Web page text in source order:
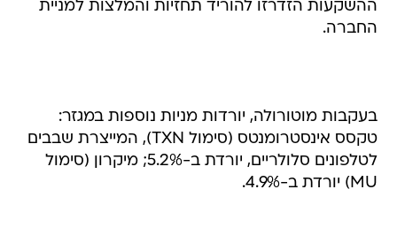
ההשקעות הזדרזו להוריד תחזיות והמלצות למניית
החברה.
בעקבות מוטורולה, יורדות מניות נוספות במגזר:
טקסס אינסטרומנטס (סימול TXN), המייצרת שבבים
לטלפונים סלולריים, יורדת ב-5.2%; מיקרון (סימול
MU) יורדת ב-4.9%.